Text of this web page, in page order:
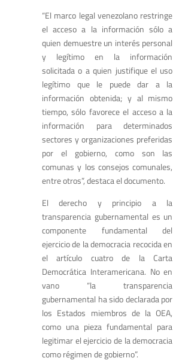
“El marco legal venezolano restringe
el acceso a la información sólo a
quien demuestre un interés personal
y legítimo en la información
solicitada o a quien justifique el uso
legítimo que le puede dar a la
información obtenida; y al mismo
tiempo, sólo favorece el acceso a la
información para determinados
sectores y organizaciones preferidas
por el gobierno, como son las
comunas y los consejos comunales,
entre otros”, destaca el documento.
El derecho y principio a la
transparencia gubernamental es un
componente fundamental del
ejercicio de la democracia recocida en
el artículo cuatro de la Carta
Democrática Interamericana. No en
vano “la transparencia
gubernamental ha sido declarada por
los Estados miembros de la OEA,
como una pieza fundamental para
legitimar el ejercicio de la democracia
como régimen de gobierno”.